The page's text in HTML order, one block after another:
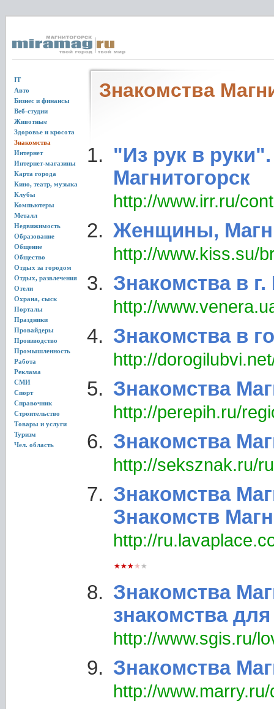
IT
Авто
Бизнес и финансы
Веб-студии
Животные
Здоровье и кросота
Знакомства
Интернет
Интернет-магазины
Карта города
Кино, театр, музыка
Клубы
Компьютеры
Металл
Недвижимость
Образование
Общение
Общество
Отдых за городом
Отдых, развлечения
Отели
Охрана, сыск
Порталы
Праздники
Провайдеры
Производство
Промышленность
Работа
Реклама
СМИ
Спорт
Справочник
Строительство
Товары и услуги
Туризм
Чел. область
Знакомства
"Из рук в
Магнитогорск
http://www.irr.ru/
Женщины,
http://www.kiss.su/
Знакомства в
http://
Знакомства в
http://
Знакомства
http://perepih.ru/
Знакомства
http://seksznak.ru/
Знакомства
Знакомств
http://
Знакомства
знакомства
http://www.sgis.ru/
Знакомства
http://